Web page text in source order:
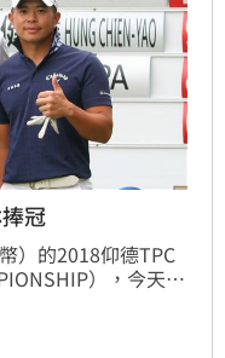
冠
）的2018仰德TPC
），今天
）推桿準，抓7鳥